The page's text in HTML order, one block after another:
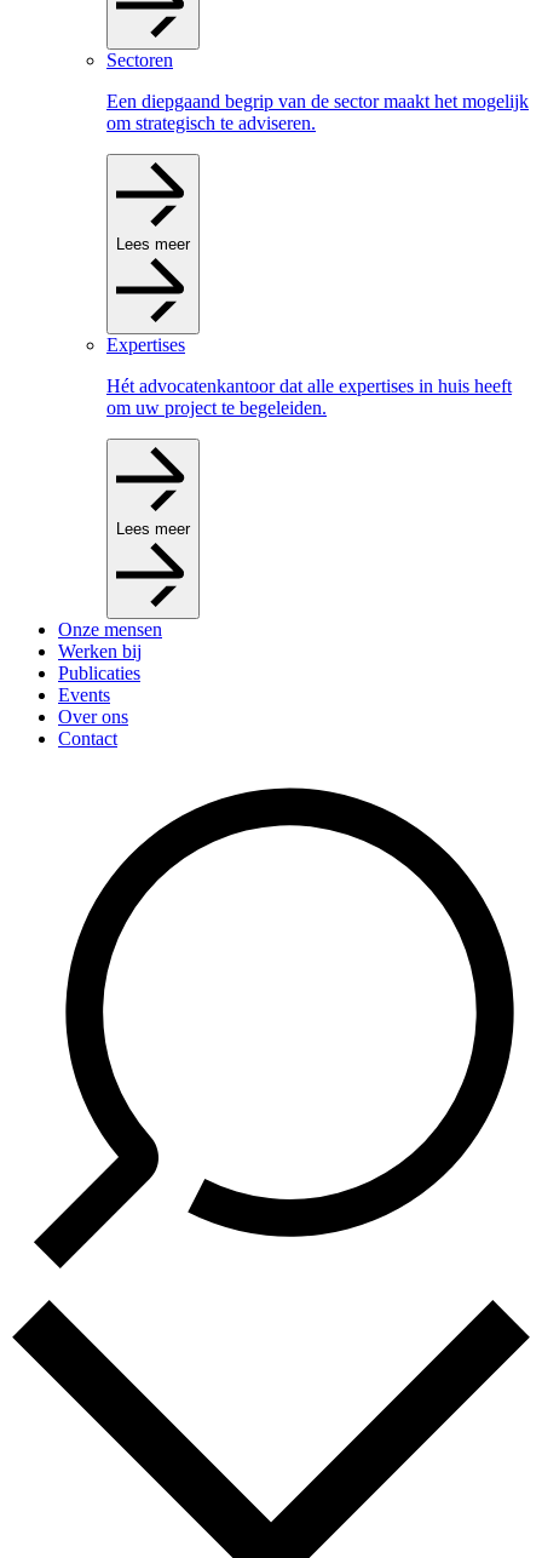
Sectoren
Een diepgaand begrip van de sector maakt het mogelijk
om strategisch te adviseren.
Lees meer
Expertises
Hét advocatenkantoor dat alle expertises in huis heeft
om uw project te begeleiden.
Lees meer
Onze mensen
Werken bij
Publicaties
Events
Over ons
Contact